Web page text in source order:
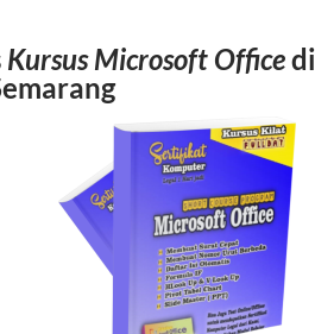
Kursus Microsoft Office